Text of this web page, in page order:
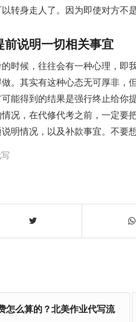
转身走人了。因为即使对方不
说明一切相关事宜
时候，往往会有一种心理，
。其实有这种心态无可厚非，
能得到的结果是强行终止给你
况，在代修代考之前，一定
明情况，以及补款事宜。不要
怎么算的？北美作业代写流